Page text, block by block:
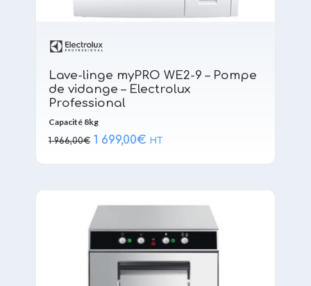
Lave-linge myPRO WE2-9 – Pompe
de vidange – Electrolux
Professional
Capacité 8kg
1 966,00€ Le
1 699,00€ Le
HT